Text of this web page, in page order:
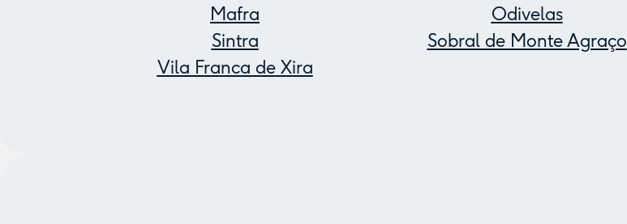
Mafra
Odivelas
Sintra
Sobral de Monte Agraço
Vila Franca de Xira